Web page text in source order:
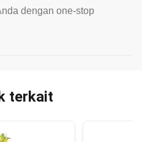
dengan one-stop
terkait